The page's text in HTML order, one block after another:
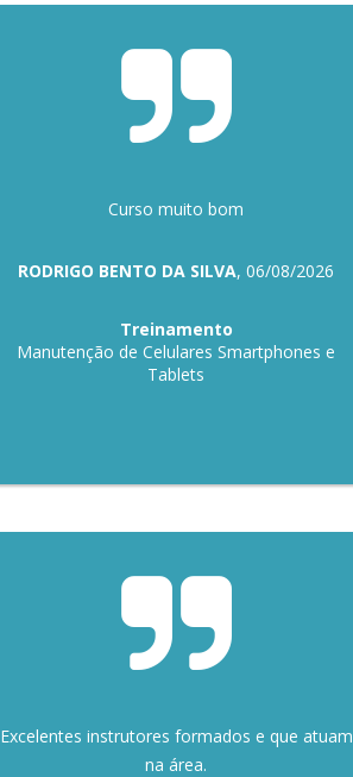
Curso muito bom
RODRIGO BENTO DA SILVA, 06/08/2026
Treinamento
Manutenção de Celulares Smartphones e
Tablets
Excelentes instrutores formados e que atuam
na área.